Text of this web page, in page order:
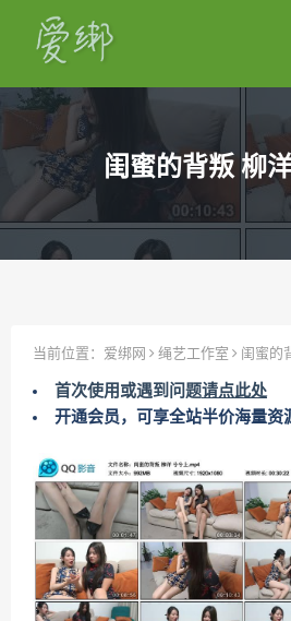
闺蜜的背叛 柳
当前位置： 爱绑网 绳艺工作室 闺蜜的
首次使用或遇到问题请点此处
开通会员，可享全站半价海量资